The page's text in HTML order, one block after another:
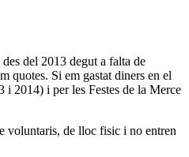
del 2013 degut a falta de
quotes. Si em gastat diners en el
2014) i per les Festes de la Merce
voluntaris, de lloc fisic i no entren